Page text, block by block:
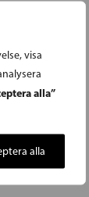
visa
alla”
alla
ÄR